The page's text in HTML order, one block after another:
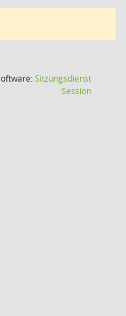
Sitzungsdienst
Session(Wird in